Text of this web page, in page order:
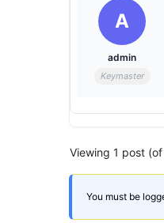
A
admin
Keymaster
Viewing 1 post
You must be